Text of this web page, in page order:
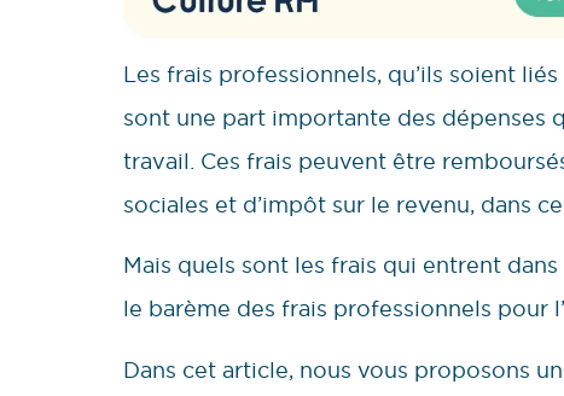
Les frais professionnels, qu’ils soient
sont une part importante des dépenses
travail. Ces frais peuvent être
sociales et d’impôt sur le revenu, dans
Mais quels sont les frais qui entrent
le barème des frais professionnels pour
Dans cet article, nous vous proposons